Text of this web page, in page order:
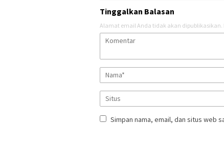
Tinggalkan Balasan
Alamat email Anda tidak akan dipublikasikan.
Simpan nama, email, dan situs web